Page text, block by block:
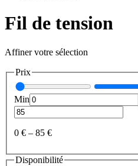
Fil de tension
Affiner votre sélection
Prix
Min
0 € – 85 €
Disponibilité